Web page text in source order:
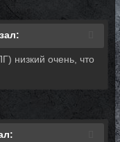
низкий очень, что